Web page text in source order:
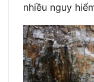
nhiều nguy